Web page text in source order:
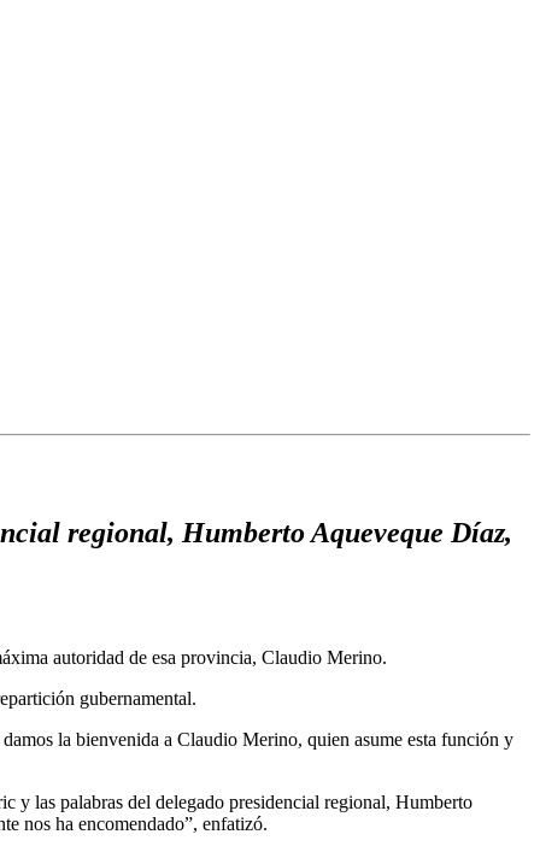
regional, Humberto Aqueveque Díaz,
autoridad de esa provincia, Claudio Merino.
gubernamental.
la bienvenida a Claudio Merino, quien asume esta función y
y las palabras del delegado presidencial regional, Humberto
nos ha encomendado”, enfatizó.